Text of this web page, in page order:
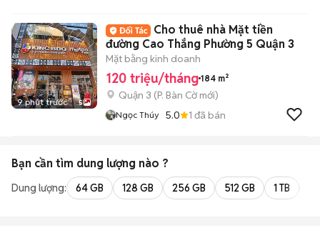
9 phút trước 5
Cho thuê nhà Mặt tiền
đường Cao Thắng Phường 5 Quận 3
Mặt bằng kinh doanh
120 triệu/tháng 184 m²
Quận 3 (P. Bàn Cờmới)
Ngọc Thúy 5.0 1 đã bán
Bạn cần tìm dung lượng nào ?
Dung lượng: 64 GB 128 GB 256 GB 512 GB 1 TB